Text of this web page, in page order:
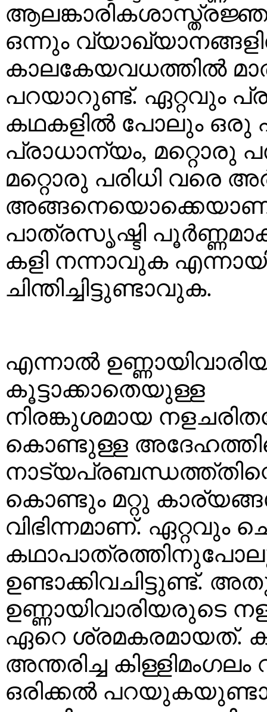
ഒന്നും
കാലകേയവധത്തില്‍
പറയാറുണ്ട്. ഏറ്റവും
കഥകളില്‍ പോലും ഒരു
പ്രാധാന്യം, മറ്റൊരു
മറ്റൊരു പരിധി വരെ
പാത്രസൃഷ്ടി
കളി നന്നാവുക
ചിന്തിച്ചിട്ടുണ്ടാവുക.
എന്നാല്‍
കൂട്ടാക്കാതെയുള്ള
നിരങ്കുശമായ
കൊണ്ടുള്ള
കൊണ്ടും മറ്റു
വിഭിന്നമാണ്. ഏറ്റവും
ഉണ്ണായിവാരിയരുടെ
ഏറെ ശ്രമകരമായത്.
അന്തരിച്ച
ഒരിക്കല്‍